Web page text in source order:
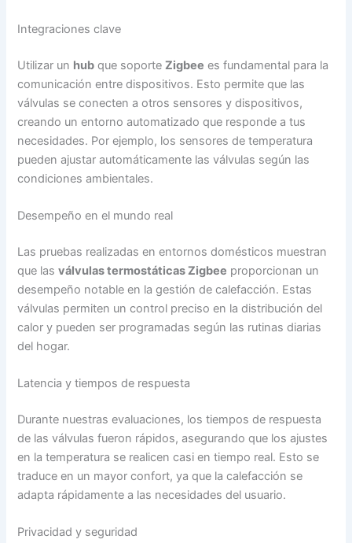
Integraciones clave
Utilizar un hub que soporteZigbee es fundamental para la
comunicación entre dispositivos. Esto permite que las
válvulas se conecten a otros sensores y dispositivos,
creando un entorno automatizado que responde a tus
necesidades. Por ejemplo, los sensores de temperatura
pueden ajustar automáticamente las válvulas según las
condiciones ambientales.
Desempeño en el mundo real
Las pruebas realizadas en entornos domésticos muestran
que lasválvulas termostáticas Zigbee proporcionan un
desempeño notable en la gestión de calefacción. Estas
válvulas permiten un control preciso en la distribución del
calor y pueden ser programadas según las rutinas diarias
del hogar.
Latencia y tiempos de respuesta
Durante nuestras evaluaciones, los tiempos de respuesta
de las válvulas fueron rápidos, asegurando que los ajustes
en la temperatura se realicen casi en tiempo real. Esto se
traduce en un mayor confort, ya que la calefacción se
adapta rápidamente a las necesidades del usuario.
Privacidad y seguridad